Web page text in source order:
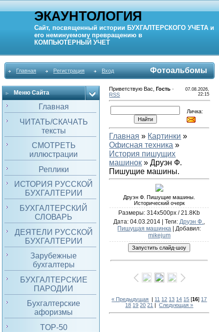
ЭКАУНТОЛОГИЯ
Сайт, посвященный истории БУХГАЛТЕРСКОГО УЧЕТА и
его неминуемому превращению в
КОМПЬЮТЕРНЫЙ УЧЕТ
Главная Регистрация Вход Фотоальбомы
Меню Сайта
Главная
ЧИТАТЬ/СКАЧАТЬ
тексты
СМОТРЕТЬ
иллюстрации
Реплики
ИСТОРИЯ РУССКОЙ
БУХГАЛТЕРИИ
БУХГАЛТЕРСКИЙ
СЛОВАРЬ
ДЕЯТЕЛИ РУССКОЙ
БУХГАЛТЕРИИ
Зарубежные
бухгалтеры
БУХГАЛТЕРСКИЕ
ПАРОДИИ
Бухгалтерские
афоризмы
TOP-50
Приветствую Вас ,Гость ·
RSS
07.08.2026,
22:15
Личка:
Главная » Картинки »
Офисная техника »
История пишущих
машинок » Друэн Ф.
Пишущие машины.
Друэн Ф. Пишущие машины.
Исторический очерк
Размеры: 314x500px / 21.8Kb
Дата: 04.03.2014 |Теги:Друэн Ф.,
Пишущая машинка |Добавил:
mikejum
« Предыдущая 11 12 13 14 15 [16] 17
18 19 20 21 |Следующая »